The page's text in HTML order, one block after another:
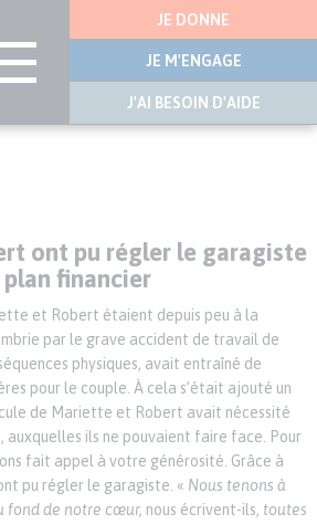
latérale
JE DONNE
JE M'ENGAGE
J'AI BESOIN D'AIDE
ont pu régler le garagiste
financier
et Robert étaient depuis peu à la
par le grave accident de travail de
physiques, avait entraîné de
pour le couple. À cela s’était ajouté un
de Mariette et Robert avait nécessité
auxquelles ils ne pouvaient faire face. Pour
fait appel à votre générosité. Grâce à
pu régler le garagiste. « Nous tenons à
fond de notre cœur, nous écrivent-ils, toutes